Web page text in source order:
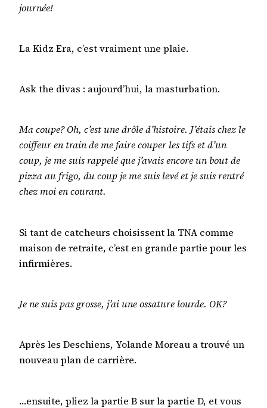
journée!
La Kidz Era, c’est vraiment une plaie.
Ask the divas : aujourd’hui, la masturbation.
Ma coupe? Oh, c’est une drôle d’histoire. J’étais chez le
coiffeur en train de me faire couper les tifs et d’un
coup, je me suis rappelé que j’avais encore un bout de
pizza au frigo, du coup je me suis levé et je suis rentré
chez moi en courant.
Si tant de catcheurs choisissent la TNA comme
maison de retraite, c’est en grande partie pour les
infirmières.
Je ne suis pas grosse, j’ai une ossature lourde. OK?
Après les Deschiens, Yolande Moreau a trouvé un
nouveau plan de carrière.
…ensuite, pliez la partie B sur la partie D, et vous